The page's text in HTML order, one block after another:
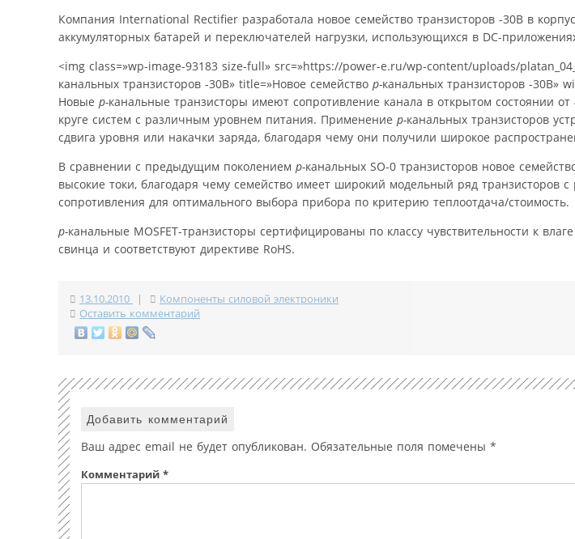
Компания International Rectifier разработала новое семейство транзисторов -30В в
аккумуляторных батарей и переключателей нагрузки, использующихся в DC-
<img class=»wp-image-93183 size-full» src=»https://power-e.ru/wp-content/uploads/
канальных транзисторов -30В» title=»Новое семейство p-канальных транзисторов -30В»
Новые p-канальные транзисторы имеют сопротивление канала в открытом состоянии
круге систем с различным уровнем питания. Применение p-канальных транзисторов
сдвига уровня или накачки заряда, благодаря чему они получили широкое
В сравнении с предыдущим поколением p-канальных SO-0 транзисторов новое
высокие токи, благодаря чему семейство имеет широкий модельный ряд транзисторов
сопротивления для оптимального выбора прибора по критерию теплоотдача/стоимость.
p-канальные MOSFET-транзисторы сертифицированы по классу чувствительности к
свинца и соответствуют директиве RoHS.
13.10.2010 |
Компоненты силовой электроники
Оставить комментарий
Добавить комментарий
Ваш адрес email не будет опубликован. Обязательные поля помечены *
Комментарий *